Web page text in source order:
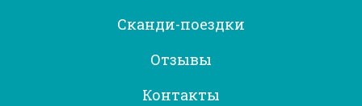
Сканди-поездки
Отзывы
Контакты